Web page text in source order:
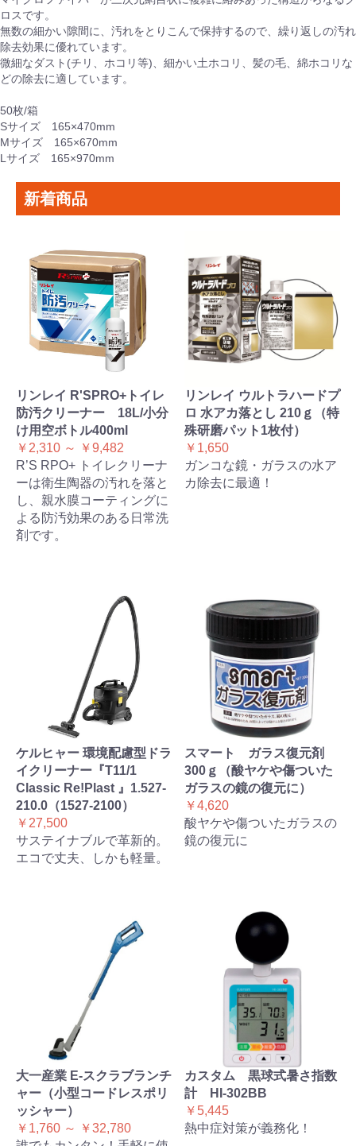
ロスです。
無数の細かい隙間に、汚れをとりこんで保持するので、繰り返しの汚れ
除去効果に優れています。
微細なダスト(チリ、ホコリ等)、細かい土ホコリ、髪の毛、綿ホコリな
どの除去に適しています。
50枚/箱
Sサイズ 165×470mm
Mサイズ 165×670mm
Lサイズ 165×970mm
新着商品
リンレイ R'SPRO+トイレ
防汚クリーナー 18L/小分
け用空ボトル400ml
￥2,310 ～ ￥9,482
R’S RPO+ トイレクリーナ
ーは衛生陶器の汚れを落と
し、親水膜コーティングに
よる防汚効果のある日常洗
剤です。
リンレイ ウルトラハードプ
ロ 水アカ落とし 210ｇ（特
殊研磨パット1枚付）
￥1,650
ガンコな鏡・ガラスの水ア
カ除去に最適！
ケルヒャー 環境配慮型ドラ
イクリーナー『T11/1
Classic Re!Plast 』1.527-
210.0（1527-2100）
￥27,500
サステイナブルで革新的。
エコで丈夫、しかも軽量。
スマート ガラス復元剤
300ｇ（酸ヤケや傷ついた
ガラスの鏡の復元に）
￥4,620
酸ヤケや傷ついたガラスの
鏡の復元に
大一産業 E-スクラブランチ
ャー（小型コードレスポリ
ッシャー）
￥1,760 ～ ￥32,780
カスタム 黒球式暑さ指数
計 HI-302BB
￥5,445
熱中症対策が義務化！